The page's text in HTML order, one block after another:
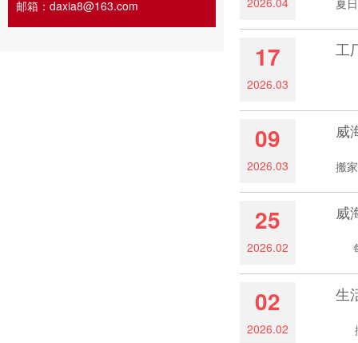
邮箱：daxia8@163.com
17
2026.03
工
09
2026.03
威
搬
25
2026.02
威
每
02
2026.02
生
搬